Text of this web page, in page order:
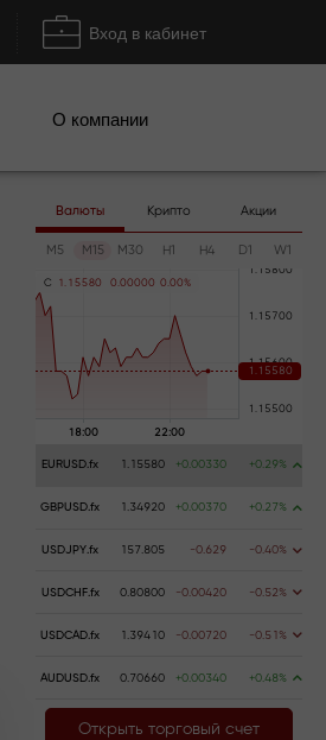
Вход в кабинет
О компании
Валюты Крипто Акции
M5 M15 M30 H1 H4 D1 W1
C 1 . 1 5580 0 .00000 0 .00%
EURUSD.fx 1.15580 +0.00330 +0.29%
GBPUSD.fx 1.34920 +0.00370 +0.27%
USDJPY.fx 157.805 -0.629 -0.40%
USDCHF.fx 0.80800 -0.00420 -0.52%
USDCAD.fx 1.39410 -0.00720 -0.51%
AUDUSD.fx 0.70660 +0.00340 +0.48%
Открыть торговый счет